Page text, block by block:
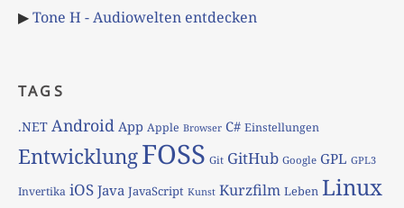
▶Tone H - Audiowelten entdecken
TAGS
.NET Android App Apple Browser C# Einstellungen
EntwicklungFOSS Git GitHub Google GPL GPL3
Invertika iOS Java JavaScript Kunst Kurzfilm Leben Linux